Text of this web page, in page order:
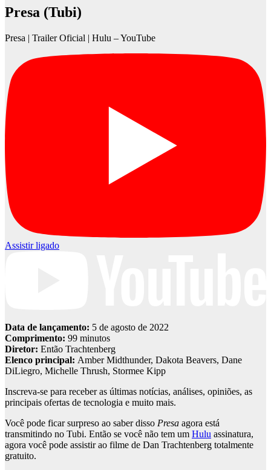
Presa (Tubi)
Presa | Trailer Oficial | Hulu – YouTube
Assistir ligado
Data de lançamento: 5 de agosto de 2022
Comprimento: 99 minutos
Diretor: Então Trachtenberg
Elenco principal: Amber Midthunder, Dakota Beavers, Dane
DiLiegro, Michelle Thrush, Stormee Kipp
Inscreva-se para receber as últimas notícias, análises, opiniões, as
principais ofertas de tecnologia e muito mais.
Você pode ficar surpreso ao saber disso Presa agora está
transmitindo no Tubi. Então se você não tem um Hulu assinatura,
agora você pode assistir ao filme de Dan Trachtenberg totalmente
gratuito.